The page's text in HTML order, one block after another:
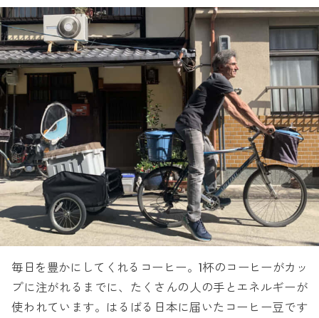
毎日を豊かにしてくれるコーヒー。1杯のコーヒーがカッ
プに注がれるまでに、たくさんの人の手とエネルギーが
使われています。はるばる日本に届いたコーヒー豆です